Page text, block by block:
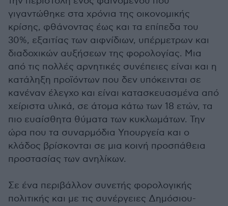
γιγαντώθηκε στα χρόνια της οικονομικής
κρίσης, φθάνοντας έως και τα επίπεδα του
30%, εξαιτίας των αιφνίδιων, υπέρμετρων και
διαδοχικών αυξήσεων της φορολογίας. Μια
από τις πολλές αρνητικές συνέπειες είναι και η
κατάληξη προϊόντων που δεν υπόκεινται σε
κανέναν έλεγχο και είναι κατασκευασμένα από
χείριστα υλικά, σε άτομα κάτω των 18 ετών, τα
πιο ευαίσθητα θύματα των κυκλωμάτων. Την
ώρα που τα συναρμόδια Υπουργεία και ο
κλάδος βρίσκονται σε μια κοινή προσπάθεια
προστασίας των ανηλίκων.
Σε ένα περιβάλλον συνετής φορολογικής
πολιτικής και με τις συνέργειες Δημόσιου-